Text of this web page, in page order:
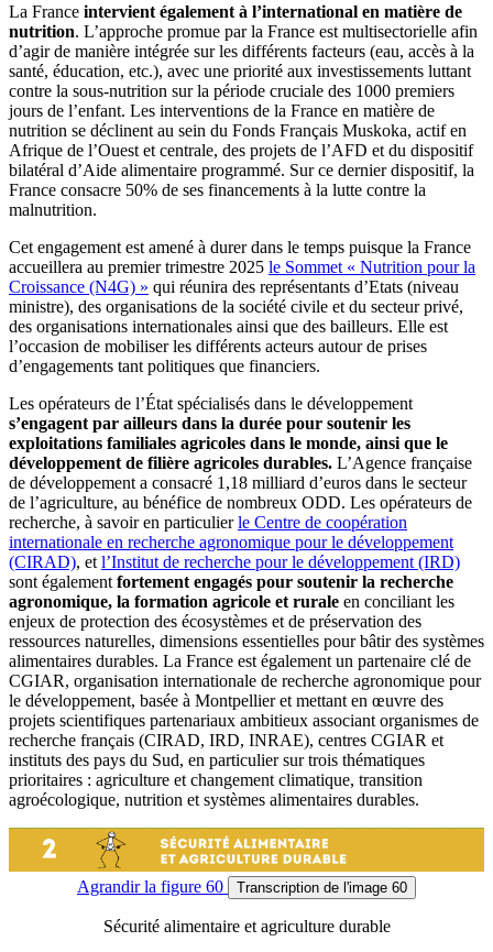
La France intervient également à l’international en matière de
nutrition. L’approche promue par la France est multisectorielle afin
d’agir de manière intégrée sur les différents facteurs (eau, accès à la
santé, éducation, etc.), avec une priorité aux investissements luttant
contre la sous-nutrition sur la période cruciale des 1000 premiers
jours de l’enfant. Les interventions de la France en matière de
nutrition se déclinent au sein du Fonds Français Muskoka, actif en
Afrique de l’Ouest et centrale, des projets de l’AFD et du dispositif
bilatéral d’Aide alimentaire programmé. Sur ce dernier dispositif, la
France consacre 50% de ses financements à la lutte contre la
malnutrition.
Cet engagement est amené à durer dans le temps puisque la France
accueillera au premier trimestre 2025 le Sommet « Nutrition pour la
Croissance (N4G) » qui réunira des représentants d’Etats (niveau
ministre), des organisations de la société civile et du secteur privé,
des organisations internationales ainsi que des bailleurs. Elle est
l’occasion de mobiliser les différents acteurs autour de prises
d’engagements tant politiques que financiers.
Les opérateurs de l’État spécialisés dans le développement
s’engagent par ailleurs dans la durée pour soutenir les
exploitations familiales agricoles dans le monde, ainsi que le
développement de filière agricoles durables. L’Agence française
de développement a consacré 1,18 milliard d’euros dans le secteur
de l’agriculture, au bénéfice de nombreux ODD. Les opérateurs de
recherche, à savoir en particulierle Centre de coopération
internationale en recherche agronomique pour le développement
(CIRAD), et l’Institut de recherche pour le développement (IRD)
sont également fortement engagés pour soutenir la recherche
agronomique, la formation agricole et rurale en conciliant les
enjeux de protection des écosystèmes et de préservation des
ressources naturelles, dimensions essentielles pour bâtir des systèmes
alimentaires durables. La France est également un partenaire clé de
CGIAR, organisation internationale de recherche agronomique pour
le développement, basée à Montpellier et mettant en œuvre des
projets scientifiques partenariaux ambitieux associant organismes de
recherche français (CIRAD, IRD, INRAE), centres CGIAR et
instituts des pays du Sud, en particulier sur trois thématiques
prioritaires : agriculture et changement climatique, transition
agroécologique, nutrition et systèmes alimentaires durables.
Agrandirla figure 60 Transcription de l'image 60
Sécurité alimentaire et agriculture durable